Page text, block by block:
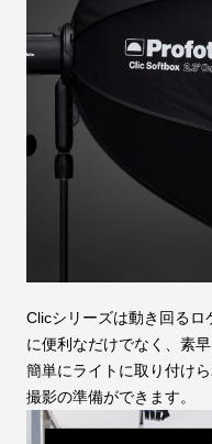
Clicシリーズは動き回る
に便利なだけでなく、素
簡単にライトに取り付け
撮影の準備ができます。